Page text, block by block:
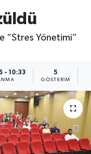
“Stres Yönetimi”
- 10:33 5
GÖSTERIM